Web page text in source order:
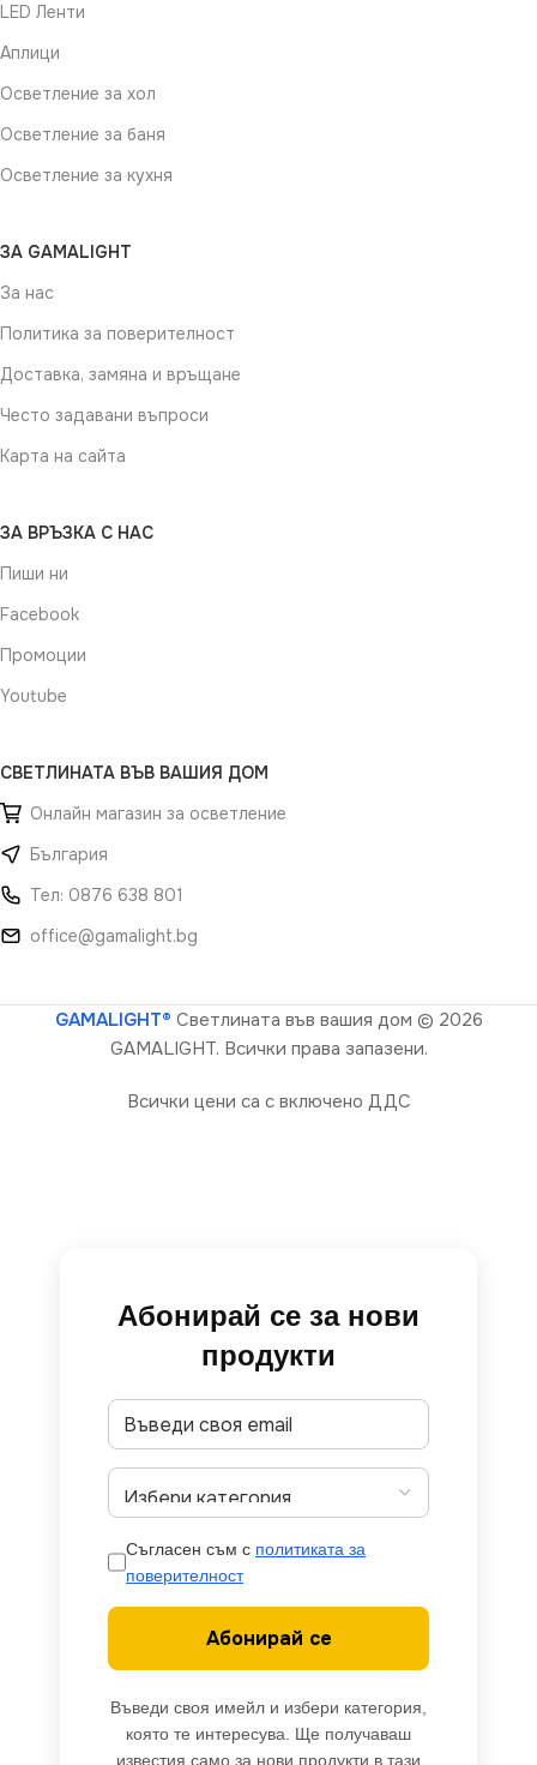
LED Ленти
Аплици
Осветление за хол
Осветление за баня
Осветление за кухня
ЗА GAMALIGHT
За нас
Политика за поверителност
Доставка, замяна и връщане
Често задавани въпроси
Карта на сайта
ЗА ВРЪЗКА С НАС
Пиши ни
Facebook
Промоции
Youtube
СВЕТЛИНАТА ВЪВ ВАШИЯ ДОМ
Онлайн магазин за осветление
България
Тел: 0876 638 801
office@gamalight.bg
GAMALIGHT® Светлината във вашия дом © 2026
GAMALIGHT. Всички права запазени.
Всички цени са с включено ДДС
Абонирай се за нови
продукти
Съгласен съм с политиката за
поверителност
Абонирай се
Въведи своя имейл и избери категория,
която те интересува. Ще получаваш
известия само за нови продукти в тази